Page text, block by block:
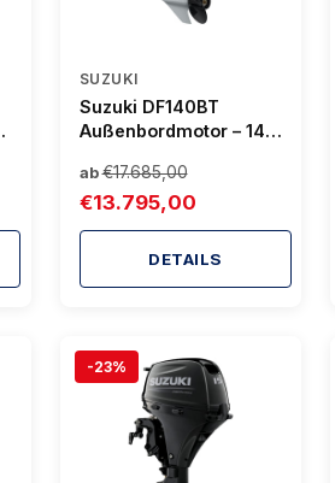
SUZUKI
Suzuki DF140BT
Außenbordmotor – 140
Schaltung, Power Trim
& Tilt
ab€17.685,00
€13.795,00
DETAILS
-23%